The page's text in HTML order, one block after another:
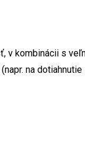
v kombinácii s
na